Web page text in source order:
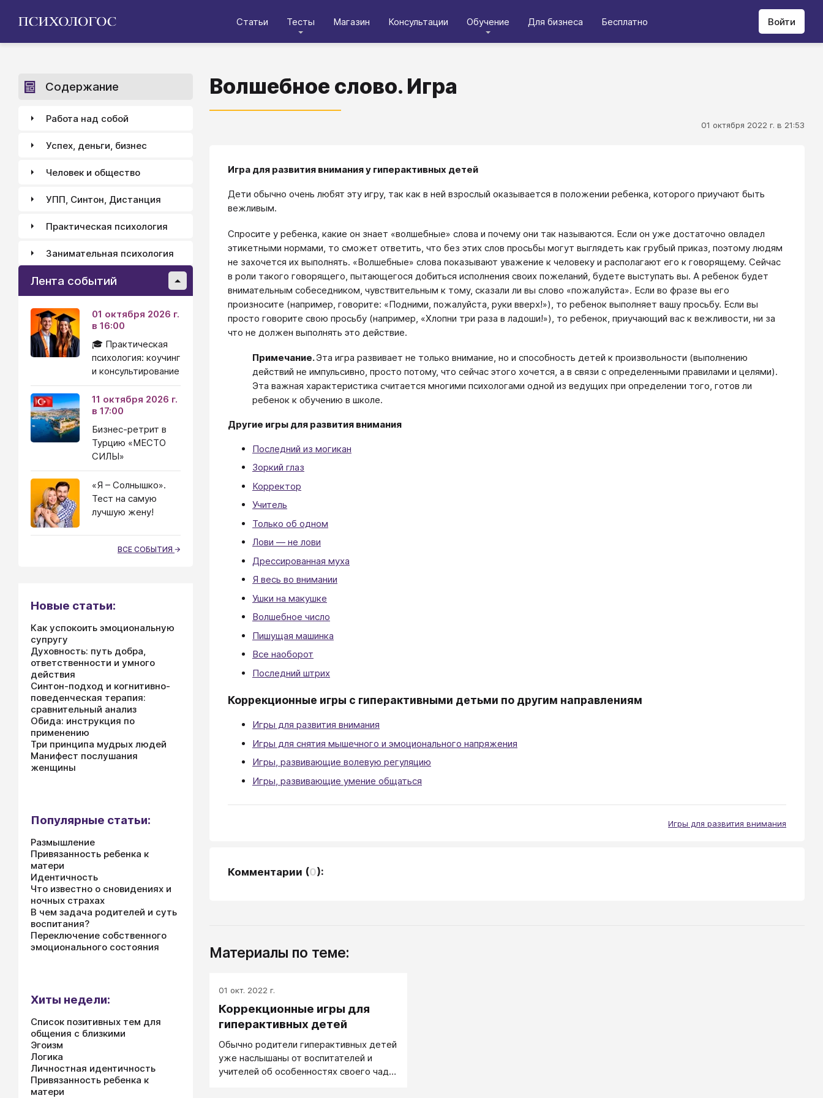
Статьи Тесты Магазин Консультации Обучение Для бизнеса Бесплатно Войти
Волшебное слово. Игра
01 октября 2022 г. в 21:53
Игра для развития внимания у гиперактивных детей
Дети обычно очень любят эту игру, так как в ней взрослый оказывается в положении ребенка, которого приучают быть
вежливым.
Спросите у ребенка, какие он знает «волшебные» слова и почему они так называются. Если он уже достаточно овладел
этикетными нормами, то сможет ответить, что без этих слов просьбы могут выглядеть как грубый приказ, поэтому людям
не захочется их выполнять. «Волшебные» слова показывают уважение к человеку и располагают его к говорящему. Сейчас
в роли такого говорящего, пытающегося добиться исполнения своих пожеланий, будете выступать вы. А ребенок будет
внимательным собеседником, чувствительным к тому, сказали ли вы слово «пожалуйста». Если во фразе вы его
произносите (например, говорите: «Подними, пожалуйста, руки вверх!»), то ребенок выполняет вашу просьбу. Если вы
просто говорите свою просьбу (например, «Хлопни три раза в ладоши!»), то ребенок, приучающий вас к вежливости, ни за
что не должен выполнять это действие.
Примечание.Эта игра развивает не только внимание, но и способность детей к произвольности (выполнению
действий не импульсивно, просто потому, что сейчас этого хочется, а в связи с определенными правилами и целями).
Эта важная характеристика считается многими психологами одной из ведущих при определении того, готов ли
ребенок к обучению в школе.
Другие игры для развития внимания
Последний из могикан
Зоркий глаз
Корректор
Учитель
Только об одном
Лови — не лови
Дрессированная муха
Я весь во внимании
Ушки на макушке
Волшебное число
Пишущая машинка
Все наоборот
Последний штрих
Коррекционные игры с гиперактивными детьми по другим направлениям
Игры для развития внимания
Игры для снятия мышечного и эмоционального напряжения
Игры, развивающие волевую регуляцию
Игры, развивающие умение общаться
Игры для развития внимания
Комментарии (0):
Материалы по теме:
01 окт. 2022 г.
Коррекционные игры для
гиперактивных детей
Обычно родители гиперактивных детей
уже наслышаны от воспитателей и
учителей об особенностях своего чада.
Содержание
Работа над собой
Успех, деньги, бизнес
Человек и общество
УПП, Синтон, Дистанция
Практическая психология
Занимательная психология
Лента событий
01 октября 2026 г.
в 16:00
🎓 Практическая
психология: коучинг
и консультирование
11 октября 2026 г.
в 17:00
Бизнес-ретрит в
Турцию «МЕСТО
СИЛЫ»
«Я – Солнышко».
Тест на самую
лучшую жену!
ВСЕ СОБЫТИЯ
Новые статьи:
Как успокоить эмоциональную
супругу
Духовность: путь добра,
ответственности и умного
действия
Синтон-подход и когнитивно-
поведенческая терапия:
сравнительный анализ
Обида: инструкция по
применению
Три принципа мудрых людей
Манифест послушания
женщины
Популярные статьи:
Размышление
Привязанность ребенка к
матери
Идентичность
Что известно о сновидениях и
ночных страхах
В чем задача родителей и суть
воспитания?
Переключение собственного
эмоционального состояния
Хиты недели:
Список позитивных тем для
общения с близкими
Эгоизм
Логика
Личностная идентичность
Привязанность ребенка к
матери